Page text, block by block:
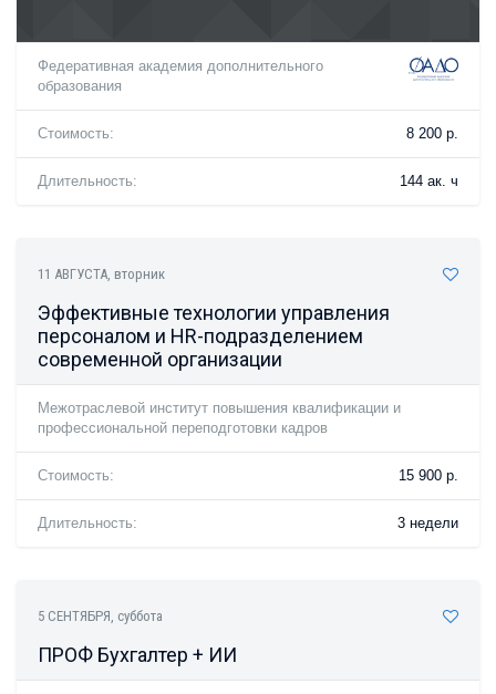
Федеративная академия дополнительного
образования
Стоимость: 8 200 р.
Длительность: 144 ак. ч
11 АВГУСТА, вторник
Эффективные технологии управления
персоналом и HR-подразделением
современной организации
Межотраслевой институт повышения квалификации и
профессиональной переподготовки кадров
Стоимость: 15 900 р.
Длительность: 3 недели
5 СЕНТЯБРЯ, суббота
ПРОФ Бухгалтер + ИИ